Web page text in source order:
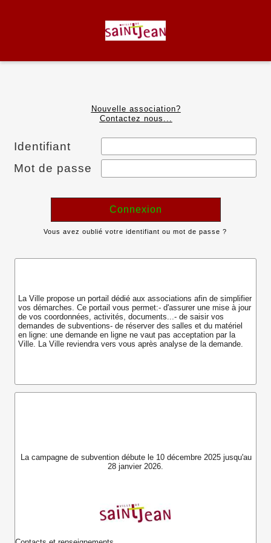
Vous avez oublié votre identifiant ou mot de passe ?
Identifiant
Mot de passe
Connexion
La Ville propose un portail dédié aux associations afin de simplifier
vos démarches. Ce portail vous permet:- d'assurer une mise à jour
de vos coordonnées, activités, documents...- de saisir vos
demandes de subventions- de réserver des salles et du matériel
en ligne: une demande en ligne ne vaut pas acceptation par la
Ville. La Ville reviendra vers vous après analyse de la demande.
La campagne de subvention débute le 10 décembre 2025 jusqu'au
28 janvier 2026.
Nouvelle association?
Contactez nous...